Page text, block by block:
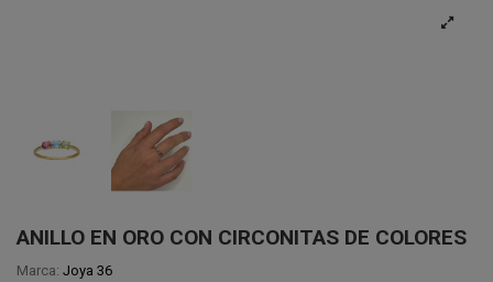
ANILLO EN ORO CON CIRCONITAS DE COLORES
Marca: Joya 36